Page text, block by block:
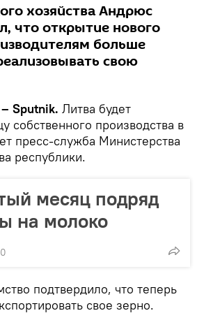
хозяйства Андрюс
что открытие нового
больше
свою
Sputnik. Литва будет
собственного производства в
пресс-служба Министерства
республики.
месяц подряд
на молоко
подтвердило, что теперь
свое зерно.